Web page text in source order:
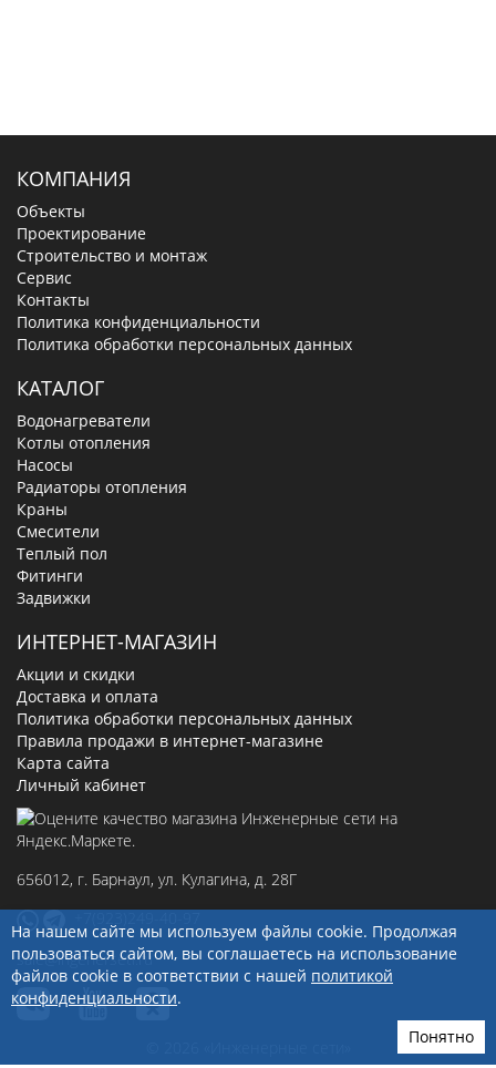
КОМПАНИЯ
Объекты
Проектирование
Строительство и монтаж
Сервис
Контакты
Политика конфиденциальности
Политика обработки персональных данных
КАТАЛОГ
Водонагреватели
Котлы отопления
Насосы
Радиаторы отопления
Краны
Смесители
Теплый пол
Фитинги
Задвижки
ИНТЕРНЕТ-МАГАЗИН
Акции и скидки
Доставка и оплата
Политика обработки персональных данных
Правила продажи в интернет-магазине
Карта сайта
Личный кабинет
656012, г. Барнаул, ул. Кулагина, д. 28Г
sale@ingenerseti.ru
На нашем сайте мы используем файлы cookie. Продолжая
пользоваться сайтом, вы соглашаетесь на использование
файлов cookie в соответствии с нашей политикой
конфиденциальности.
Понятно